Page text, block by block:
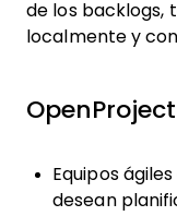
de los backlogs,
localmente y
Equipos
desean